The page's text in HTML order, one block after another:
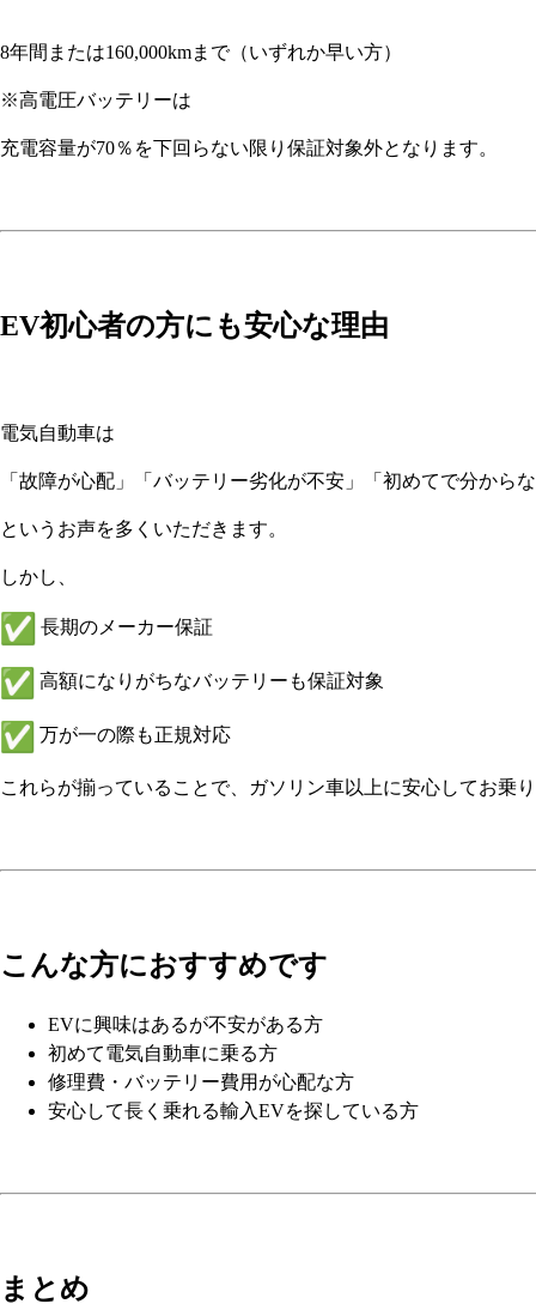
8年間または160,000kmまで（いずれか早い方）
※高電圧バッテリーは
充電容量が70％を下回らない限り保証対象外となります。
EV初心者の方にも安心な理由
電気自動車は
「故障が心配」「バッテリー劣化が不安」「初めてで分から
というお声を多くいただきます。
しかし、
長期のメーカー保証
高額になりがちなバッテリーも保証対象
万が一の際も正規対応
これらが揃っていることで、ガソリン車以上に安心してお乗
こんな方におすすめです
EVに興味はあるが不安がある方
初めて電気自動車に乗る方
修理費・バッテリー費用が心配な方
安心して長く乗れる輸入EVを探している方
まとめ